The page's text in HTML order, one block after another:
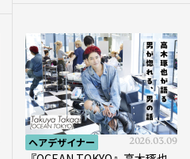
ヘアデザイナー 2026.03.09